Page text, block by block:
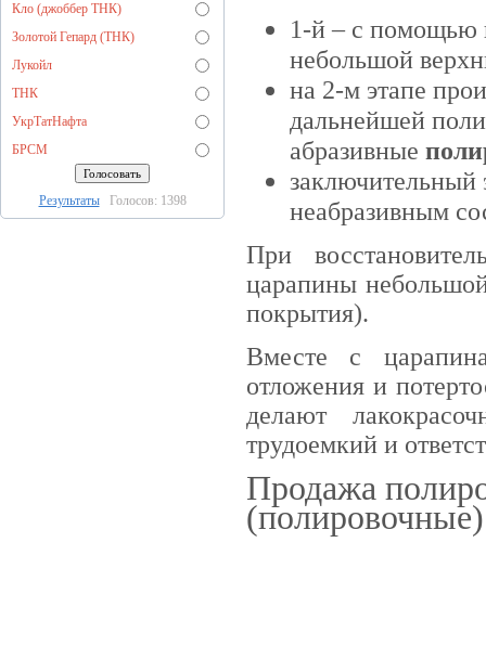
Кло (джоббер ТНК)
Золотой Гепард (ТНК)
Лукойл
ТНК
УкрТатНафта
БРСМ
РезультатыГолосов: 1398
1-й–с помощью
небольшой
на 2-м этапе
дальнейшей
абразивные
заключительный
неабразивным
При
царапины
покрытия).
Вместе с
отложения и
делают
трудоемкий и
Продажа